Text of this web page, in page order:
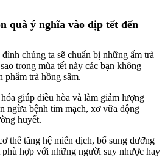
quà ý nghĩa vào dịp tết đến
chúng ta sẽ chuẩn bị những ấm trà
trong mùa tết này các bạn không
phẩm trà hồng sâm.
giúp điều hòa và làm giảm lượng
ngừa bệnh tim mạch, xơ vữa động
huyết.
thể tăng hệ miễn dịch, bổ sung dưỡng
phù hợp với những người suy nhược hay